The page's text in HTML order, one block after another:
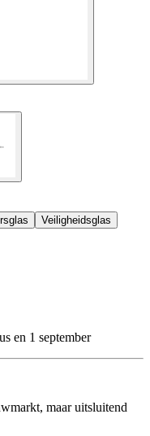
Veiligheidsglas
en 1 september
maar uitsluitend